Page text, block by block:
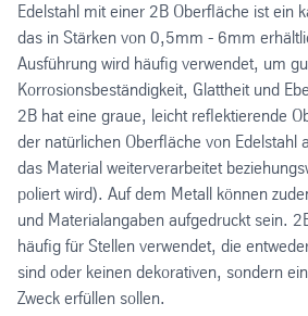
Edelstahl mit einer 2B Oberfläche ist ein
das in Stärken von 0,5mm - 6mm
Ausführung wird häufig verwendet, um
Korrosionsbeständigkeit, Glattheit und
2B hat eine graue, leicht reflektierende
der natürlichen Oberfläche von Edelstahl
das Material weiterverarbeitet
poliert wird). Auf dem Metall können
und Materialangaben aufgedruckt sein.
häufig für Stellen verwendet, die
sind oder keinen dekorativen, sondern
Zweck erfüllen sollen.